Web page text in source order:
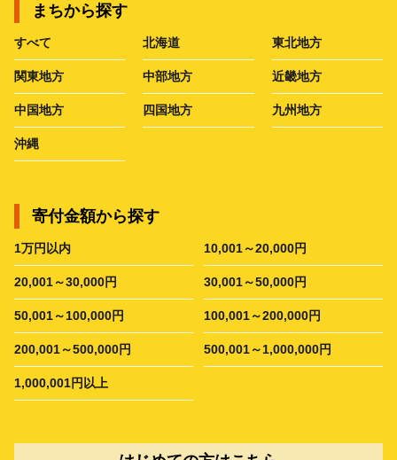
まちから探す
すべて 北海道 東北地方
関東地方 中部地方 近畿地方
中国地方 四国地方 九州地方
沖縄
寄付金額から探す
1万円以内 10,001～20,000円
20,001～30,000円 30,001～50,000円
50,001～100,000円 100,001～200,000円
200,001～500,000円 500,001～1,000,000円
1,000,001円以上